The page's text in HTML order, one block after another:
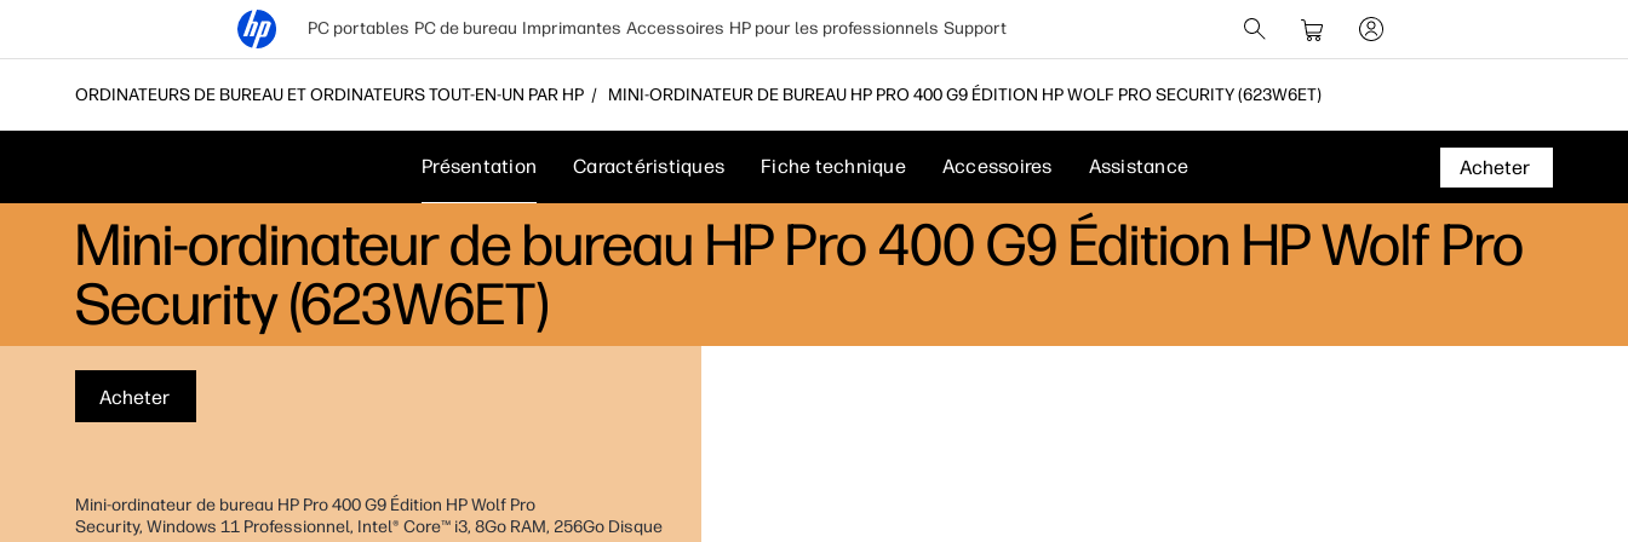
PC portables PC de bureau Imprimantes Accessoires HP pour les professionnels Support
ORDINATEURS DE BUREAU ET ORDINATEURS TOUT-EN-UN PAR HP MINI-ORDINATEUR DE BUREAU HP PRO 400 G9 ÉDITION HP WOLF PRO SECURITY (623W6ET)
Présentation Caractéristiques Fiche technique Accessoires Assistance Acheter
Mini-ordinateur de bureau HP Pro 400 G9 Édition HP Wolf Pro
Security (623W6ET)
Acheter
Mini-ordinateur de bureau HP Pro 400 G9 Édition HP Wolf Pro
Security, Windows 11 Professionnel, Intel® Core™ i3, 8Go RAM, 256Go Disque